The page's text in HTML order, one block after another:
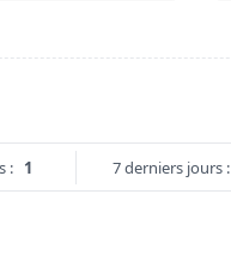
: 1 7 derniers jours :